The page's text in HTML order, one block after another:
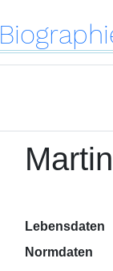
Lebensdaten
Normdaten